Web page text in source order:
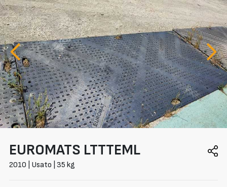
EUROMATS LTTTEML
2010 | Usato | 35 kg